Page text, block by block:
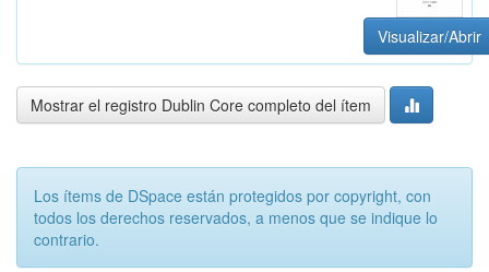
Visualizar/Abrir
Mostrar el registro Dublin Core completo del ítem
Los ítems de DSpace están protegidos por copyright, con
todos los derechos reservados, a menos que se indique lo
contrario.